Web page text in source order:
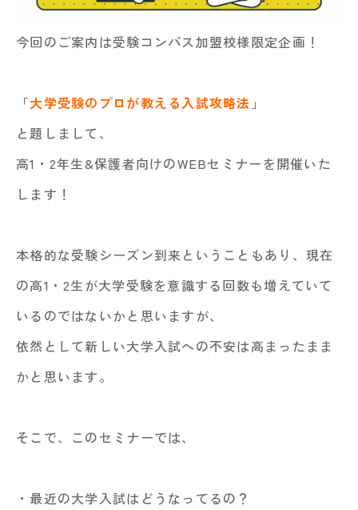
今回のご案内は受験コンパス加盟校様限定企画！
「大学受験のプロが教える入試攻略法 」
と題しまして、
高1・2年生&保護者向けのWEBセミナーを開催いた
します！
本格的な受験シーズン到来ということもあり、現在
の高1・2生が大学受験を意識する回数も増えていて
いるのではないかと思いますが、
依然として新しい大学入試への不安は高まったまま
かと思います。
そこで、このセミナーでは、
・最近の大学入試はどうなってるの？